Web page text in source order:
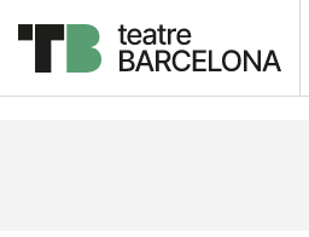
Descripció Fitxa artística